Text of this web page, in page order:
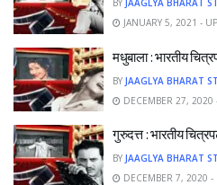
BY JAAGLYA BHARAT
JANUARY 5, 2021 -
मधुबाला : भारतीय
BY JAAGLYA BHARAT
DECEMBER 27,
गुरुदत्त : भारतीय
BY JAAGLYA BHARAT
DECEMBER 7, 2020